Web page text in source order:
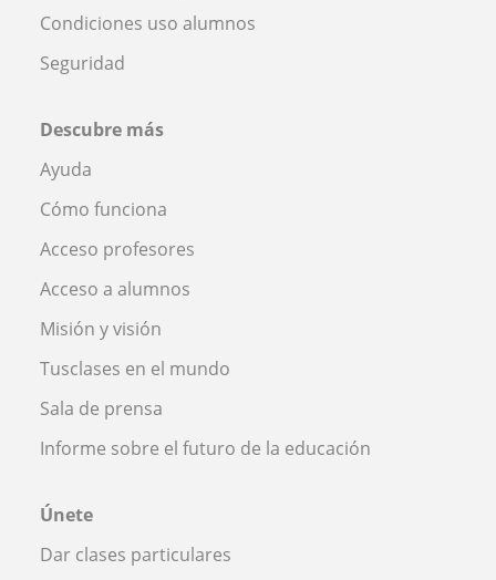
Condiciones uso alumnos
Seguridad
Descubre más
Ayuda
Cómo funciona
Acceso profesores
Acceso a alumnos
Misión y visión
Tusclases en el mundo
Sala de prensa
Informe sobre el futuro de la educación
Únete
Dar clases particulares